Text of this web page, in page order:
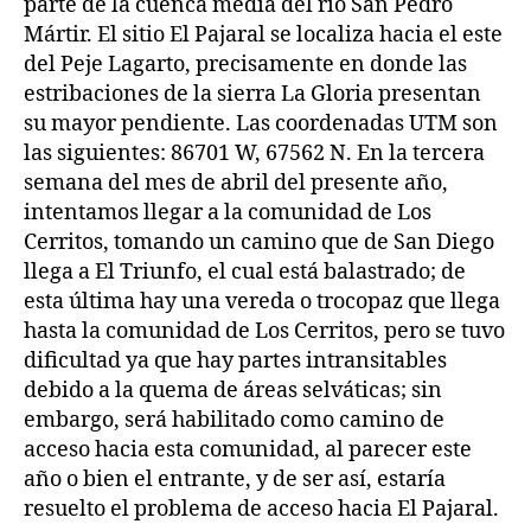
Mártir. El sitio El Pajaral se localiza hacia el este
del Peje Lagarto, precisamente en donde las
estribaciones de la sierra La Gloria presentan
su mayor pendiente. Las coordenadas UTM son
las siguientes: 86701 W, 67562 N. En la tercera
semana del mes de abril del presente año,
intentamos llegar a la comunidad de Los
Cerritos, tomando un camino que de San Diego
llega a El Triunfo, el cual está balastrado; de
esta última hay una vereda o trocopaz que llega
hasta la comunidad de Los Cerritos, pero se tuvo
dificultad ya que hay partes intransitables
debido a la quema de áreas selváticas; sin
embargo, será habilitado como camino de
acceso hacia esta comunidad, al parecer este
año o bien el entrante, y de ser así, estaría
resuelto el problema de acceso hacia El Pajaral.